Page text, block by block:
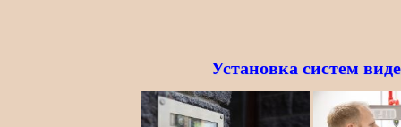
Установка систем